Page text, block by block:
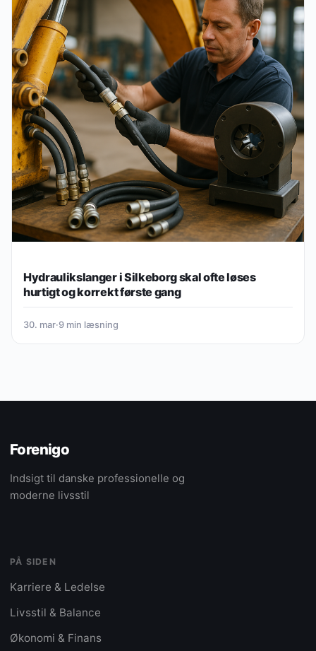
Hydraulikslanger i Silkeborg skal ofte løses
hurtigt og korrekt første gang
30. mar·9 min læsning
Forenigo
Indsigt til danske professionelle og
moderne livsstil
PÅ SIDEN
Karriere & Ledelse
Livsstil & Balance
Økonomi & Finans